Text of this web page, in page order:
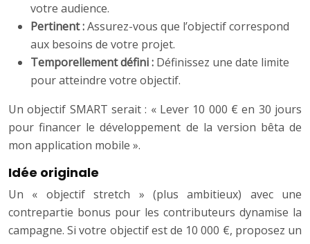
votre audience.
Pertinent :Assurez-vous que l’objectif correspond
aux besoins de votre projet.
Temporellement défini : Définissez une date limite
pour atteindre votre objectif.
Un objectif SMART serait : « Lever 10 000 € en 30 jours
pour financer le développement de la version bêta de
mon application mobile ».
Idée originale
Un « objectif stretch » (plus ambitieux) avec une
contrepartie bonus pour les contributeurs dynamise la
campagne. Si votre objectif est de 10 000 €, proposez un